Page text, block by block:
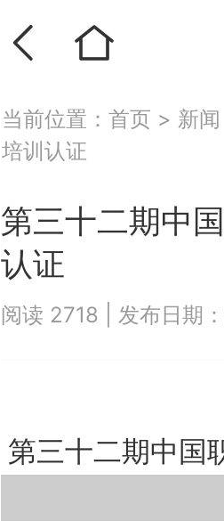
当前位置： 首页 > 新闻
培训认证
第三十二期中
认证
阅读 2718 发布日期
第三十二期中国